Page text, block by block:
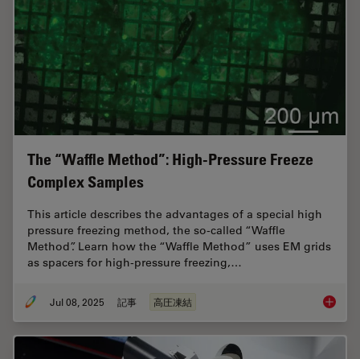
The “Waffle Method”: High-Pressure Freeze
Complex Samples
This article describes the advantages of a special high
pressure freezing method, the so-called “Waffle
Method”. Learn how the “Waffle Method” uses EM grids
as spacers for high-pressure freezing,…
Jul 08, 2025 記事 高圧凍結 The